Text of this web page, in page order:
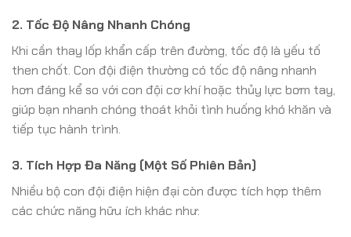
2. Tốc Độ Nâng Nhanh Chóng
Khi cần thay lốp khẩn cấp trên đường, tốc độ là yếu tố
then chốt. Con đội điện thường có tốc độ nâng nhanh
hơn đáng kể so với con đội cơ khí hoặc thủy lực bơm tay,
giúp bạn nhanh chóng thoát khỏi tình huống khó khăn và
tiếp tục hành trình.
3. Tích Hợp Đa Năng (Một Số Phiên Bản)
Nhiều bộ con đội điện hiện đại còn được tích hợp thêm
các chức năng hữu ích khác như: